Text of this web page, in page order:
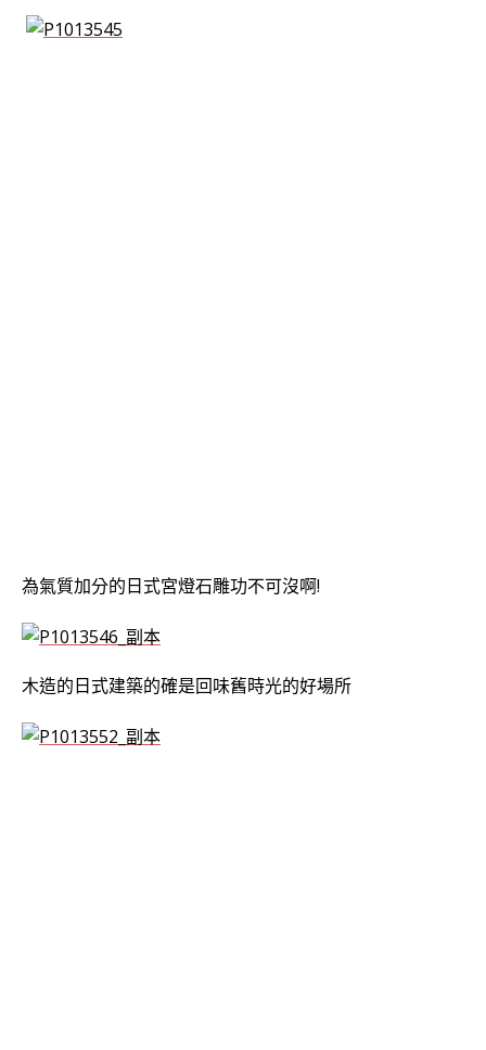
為氣質加分的日式宮燈石雕功不可沒啊!
木造的日式建築的確是回味舊時光的好場所